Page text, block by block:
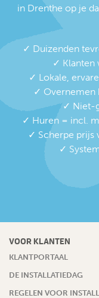
in Drenthe op je
✓ Duizenden
✓ Klanten
✓ Lokale,
✓ Overnemen
✓ Niet-
✓ Huren = incl.
✓ Scherpe prijs
✓
VOOR KLANTEN
KLANTPORTAAL
DE INSTALLATIEDAG
REGELEN VOOR